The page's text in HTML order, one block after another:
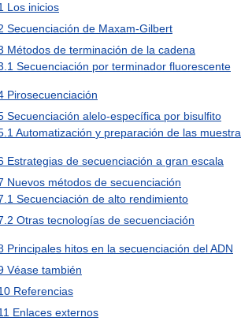
Los inicios
Secuenciación de Maxam-Gilbert
Métodos de terminación de la cadena
.1 Secuenciación por terminador fluorescente
Pirosecuenciación
Secuenciación alelo-específica por bisulfito
.1Automatización y preparación de las
Estrategias de secuenciación a gran escala
Nuevos métodos de secuenciación
.1 Secuenciación de alto rendimiento
.2 Otras tecnologías de secuenciación
Principales hitos en la secuenciación delADN
Véase también
Referencias
Enlaces externos